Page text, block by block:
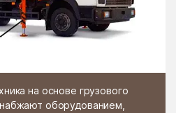
на основе грузового
оборудованием,